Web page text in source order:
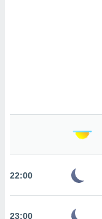
de
En
22:00
23:00